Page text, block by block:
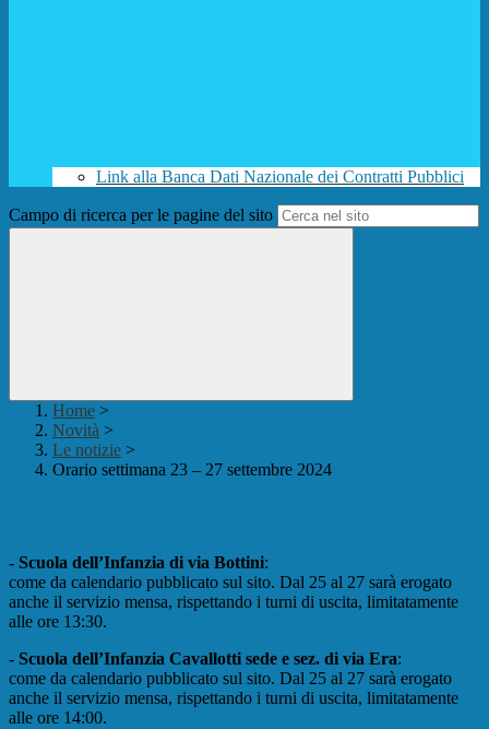
Link alla Banca Dati Nazionale dei Contratti Pubblici
Campo di ricerca per le pagine del sito
Home >
Novità >
Le notizie >
Orario settimana 23 – 27 settembre 2024
- Scuola dell’Infanzia di via Bottini:
come da calendario pubblicato sul sito. Dal 25 al 27 sarà erogato
anche il servizio mensa, rispettando i turni di uscita, limitatamente
alle ore 13:30.
- Scuola dell’Infanzia Cavallotti sede e sez. di via Era:
come da calendario pubblicato sul sito. Dal 25 al 27 sarà erogato
anche il servizio mensa, rispettando i turni di uscita, limitatamente
alle ore 14:00.